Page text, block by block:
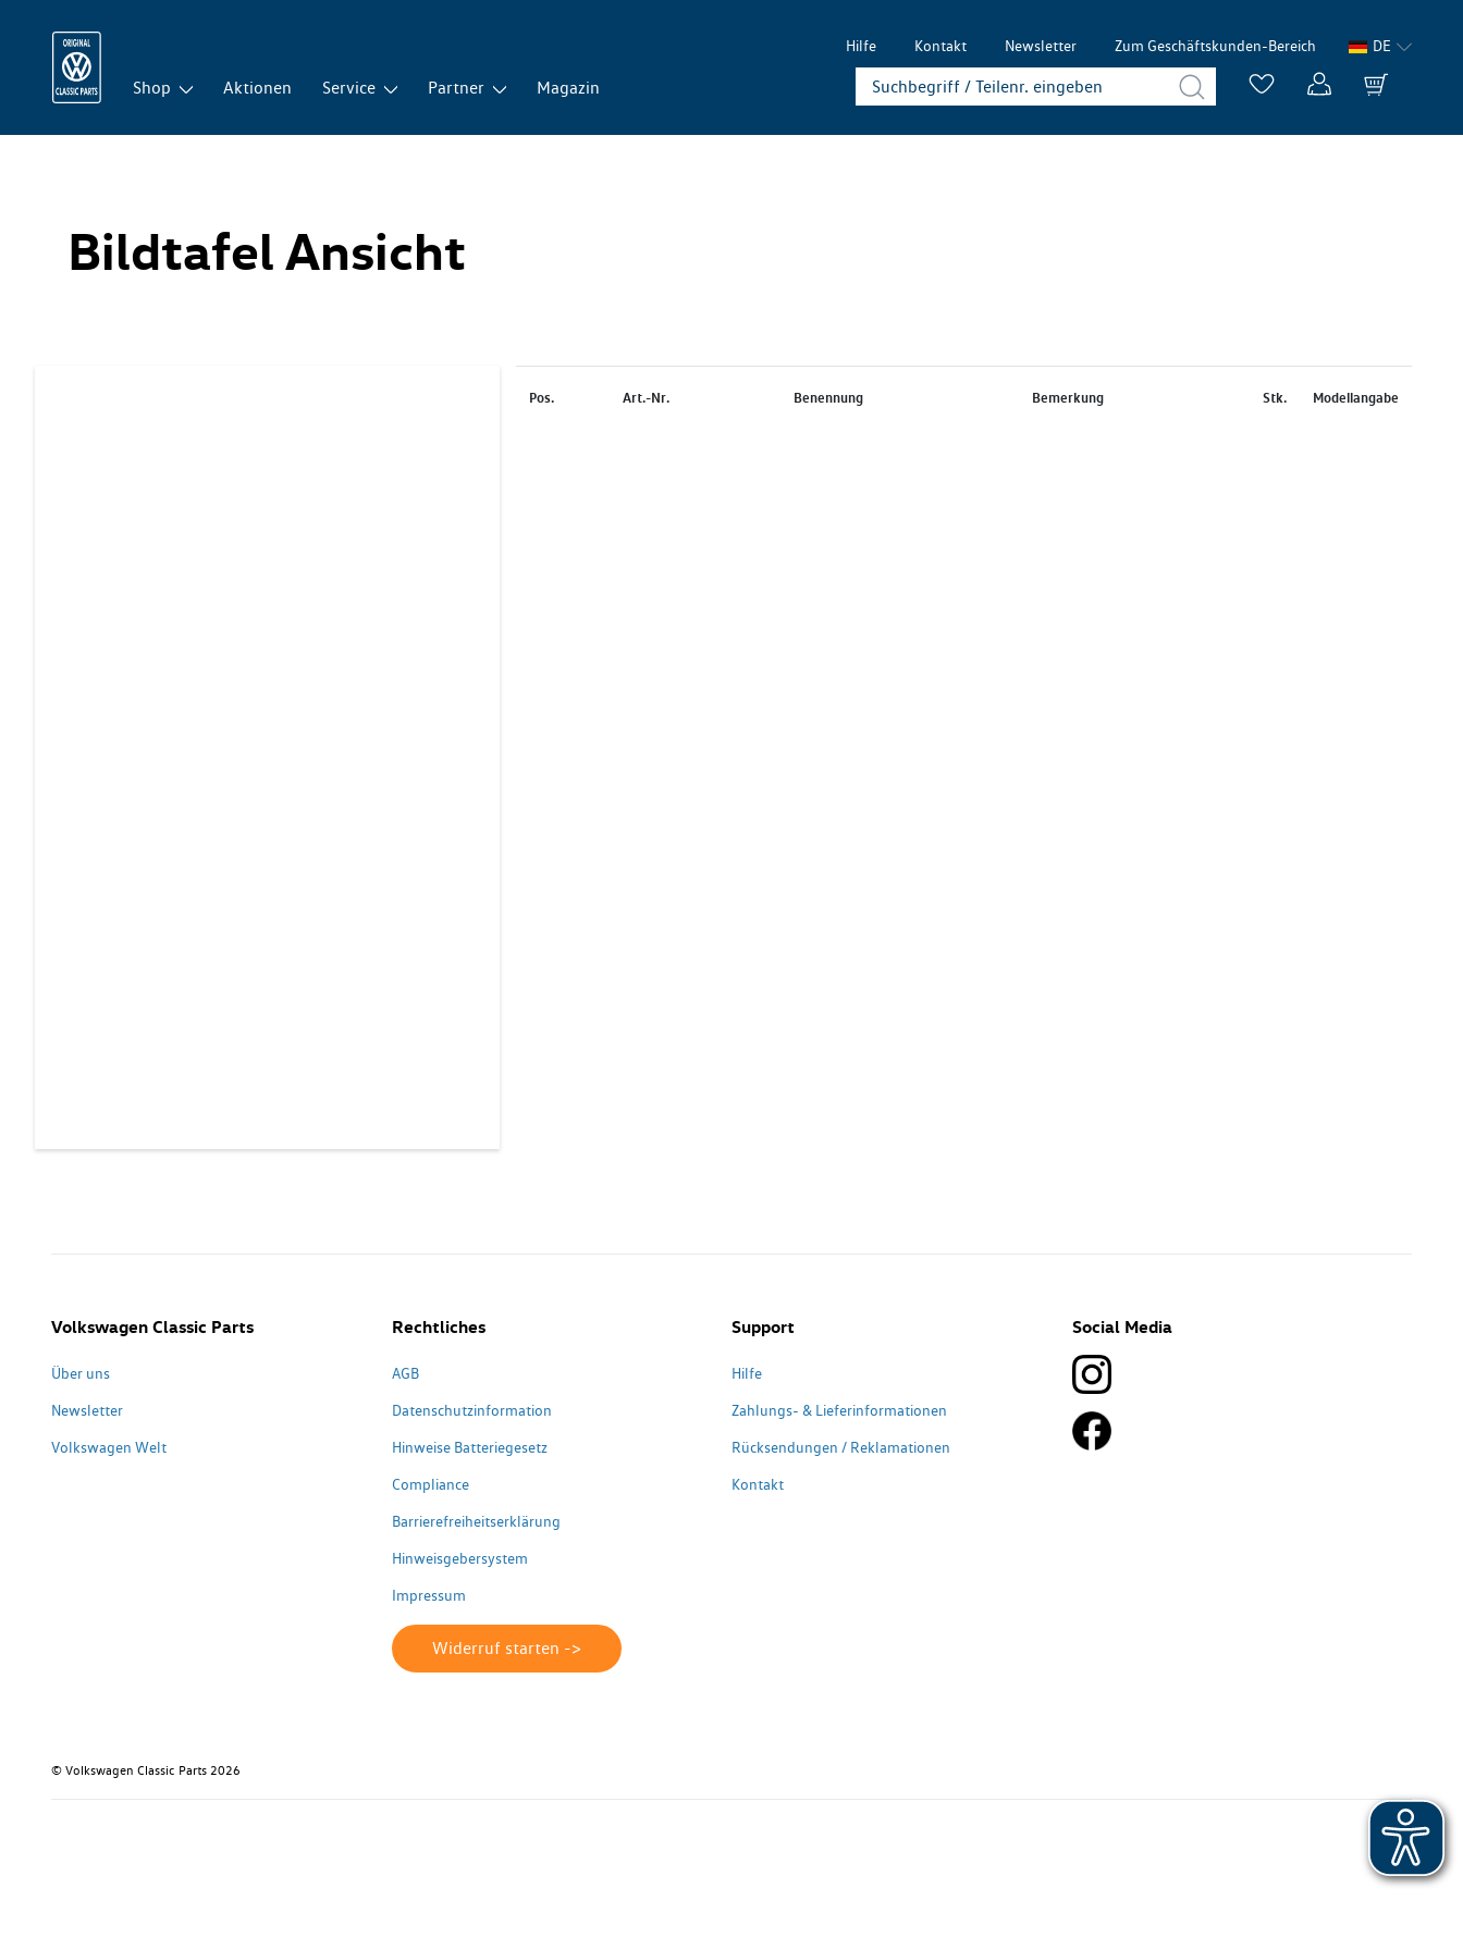
Hilfe Kontakt Newsletter Zum Geschäftskunden-Bereich DE
Shop Aktionen Service Partner Magazin
Bildtafel Ansicht
Pos. Art.-Nr. Benennung Bemerkung Stk. Modellangabe
Volkswagen Classic Parts
Über uns
Newsletter
Volkswagen Welt
Rechtliches
AGB
Datenschutzinformation
Hinweise Batteriegesetz
Compliance
Barrierefreiheitserklärung
Hinweisgebersystem
Impressum
Widerruf starten ->
Support
Hilfe
Zahlungs- & Lieferinformationen
Rücksendungen / Reklamationen
Kontakt
Social Media
© Volkswagen Classic Parts 2026